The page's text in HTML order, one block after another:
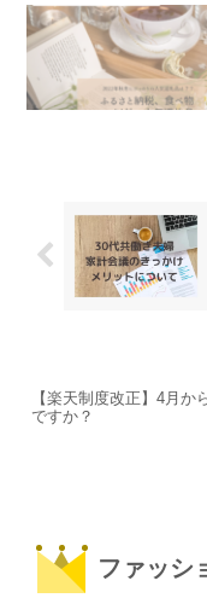
【楽天制度改正】4月か
ですか？
ファッシ